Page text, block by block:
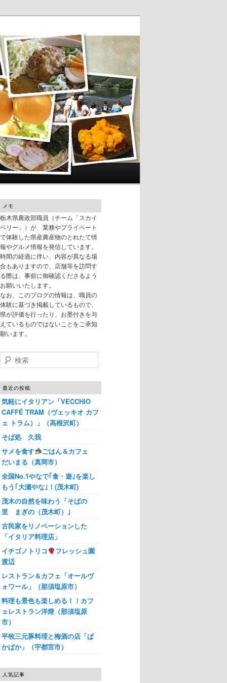
メモ
栃木県農政部職員（チーム「スカイ
ベリー」）が、業務やプライベート
で体験した県産農産物のとれたて情
報やグルメ情報を発信しています。
時間の経過に伴い、内容が異なる場
合もありますので、店舗等を訪問す
る際は、事前に御確認くださるよう
お願いいたします。
なお、このブログの情報は、職員の
体験に基づき掲載しているもので、
県が評価を行ったり、お墨付きを与
えているものではないことをご承知
願います。
検索
最近の投稿
気軽にイタリアン「VECCHIO
CAFFÉ TRAM（ヴェッキオ カフ
ェ トラム）」（高根沢町）
そば処 久我
サメを食す
ごはん＆カフェ
だいまる（真岡市）
全国No.1やなで｢食・遊｣を楽し
もう｢大瀬やな｣！(茂木町)
茂木の自然を味わう「そばの
里 まぎの（茂木町）｣
古民家をリノベーションした
「イタリア料理店」
イチゴノトリコ
フレッシュ園
渡辺
レストラン＆カフェ「オールヴ
ォワール」（那須塩原市）
料理も景色も楽しめる！！カフ
ェレストラン洋燈（那須塩原
市）
平牧三元豚料理と梅酒の店「ぱ
かぱか」（宇都宮市）
人気記事